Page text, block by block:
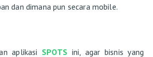
dan dimana pun secara mobile.
aplikasi SPOTS ini, agar bisnis yang